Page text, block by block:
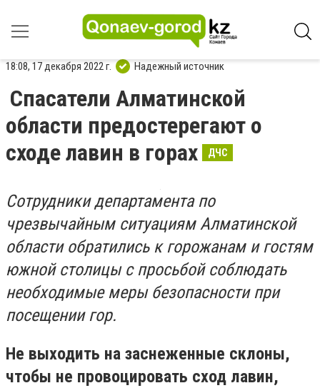
18:08, 17 декабря 2022 г. Надежный источник
Спасатели Алматинской
области предостерегают о
сходе лавин в горах
ДЧС
Сотрудники департамента по
чрезвычайным ситуациям Алматинской
области обратились к горожанам и гостям
южной столицы с просьбой соблюдать
необходимые меры безопасности при
посещении гор.
Не выходить на заснеженные склоны,
чтобы не провоцировать сход лавин,